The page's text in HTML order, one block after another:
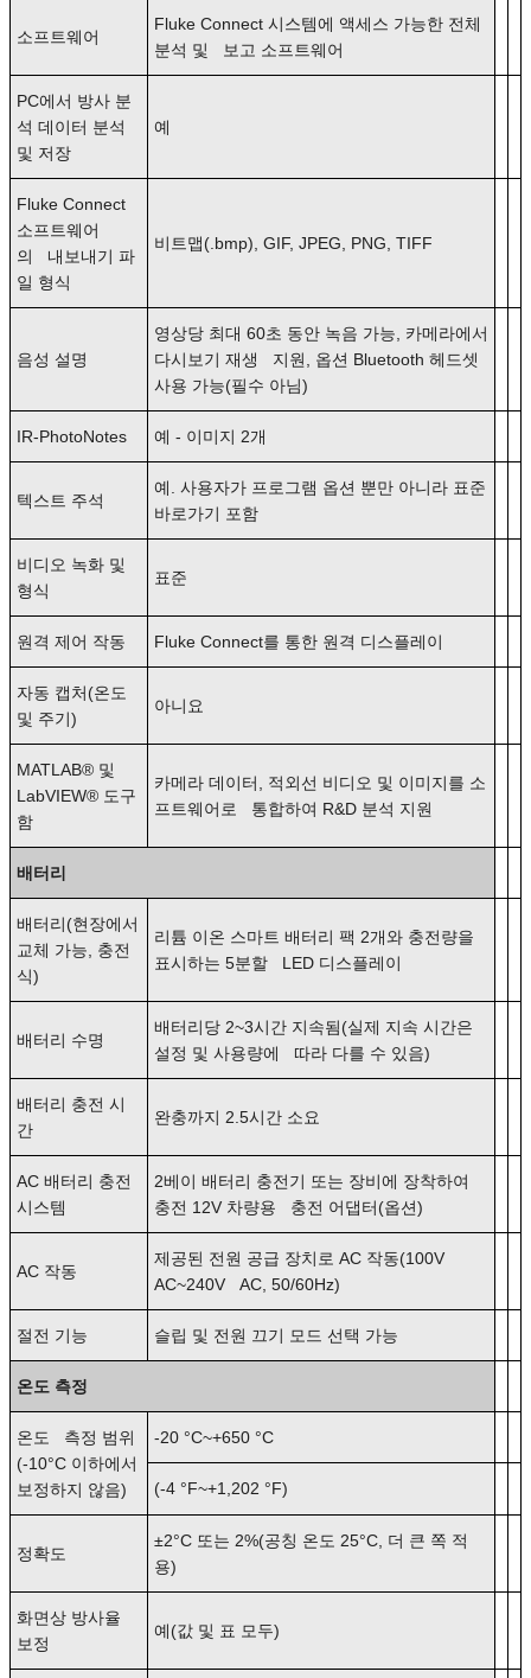
소프트웨어
Fluke Connect 시스템에 액세스 가능한 전체
분석 및 보고 소프트웨어
PC에서 방사 분
석 데이터 분석
및 저장
예
Fluke Connect
소프트웨어
의 내보내기 파
일 형식
비트맵(.bmp), GIF, JPEG, PNG, TIFF
음성 설명
영상당 최대 60초 동안 녹음 가능, 카메라에서
다시보기 재생 지원, 옵션 Bluetooth 헤드셋
사용 가능(필수 아님)
IR-PhotoNotes 예 - 이미지 2개
텍스트 주석
예. 사용자가 프로그램 옵션 뿐만 아니라 표준
바로가기 포함
비디오 녹화 및
형식
표준
원격 제어 작동 Fluke Connect를 통한 원격 디스플레이
자동 캡처(온도
및 주기)
아니요
MATLAB® 및
LabVIEW® 도구
함
카메라 데이터, 적외선 비디오 및 이미지를 소
프트웨어로 통합하여 R&D 분석 지원
배터리
배터리(현장에서
교체 가능, 충전
식)
리튬 이온 스마트 배터리 팩 2개와 충전량을
표시하는 5분할 LED 디스플레이
배터리 수명
배터리당 2~3시간 지속됨(실제 지속 시간은
설정 및 사용량에 따라 다를 수 있음)
배터리 충전 시
간
완충까지 2.5시간 소요
AC 배터리 충전
시스템
2베이 배터리 충전기 또는 장비에 장착하여
충전 12V 차량용 충전 어댑터(옵션)
AC 작동
제공된 전원 공급 장치로 AC 작동(100V
AC~240V AC, 50/60Hz)
절전 기능 슬립 및 전원 끄기 모드 선택 가능
온도 측정
온도 측정 범위
(-10°C 이하에서
보정하지 않음)
-20 °C~+650 °C
(-4 °F~+1,202 °F)
정확도
±2°C 또는 2%(공칭 온도 25°C, 더 큰 쪽 적
용)
화면상 방사율
보정
예(값 및 표 모두)